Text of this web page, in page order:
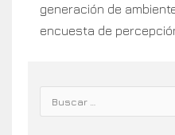
generación de
encuesta de